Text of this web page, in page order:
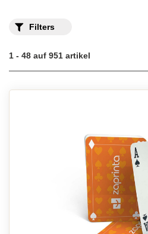
Filters
1 - 48 auf 951 artikel